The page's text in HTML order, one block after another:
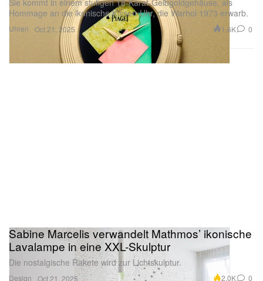
Uhren
Sie kommt in einem stufigen 18-Karat-Gelbgoldgehäuse, als
Hommage an die ikonische Kissen-Uhr, die Warhol 1973 erwarb.
Oct 21, 2025 1.6K 0
Design
Sabine Marcelis verwandelt Mathmos’ ikonische
Lavalampe in eine XXL-Skulptur
Die nostalgische Rakete wird zur Lichtskulptur.
Oct 21, 2025 2.0K 0